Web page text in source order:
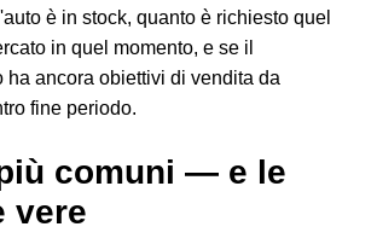
è in stock, quanto è richiesto quel
in quel momento, e se il
ha ancora obiettivi di vendita da
fine periodo.
comuni — e le
vere